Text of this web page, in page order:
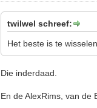
twilwel schreef:
Het beste is te
Die inderdaad.
En de AlexRims, van de